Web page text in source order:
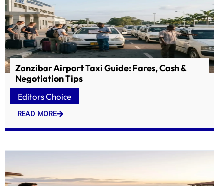
Zanzibar Airport Taxi Guide: Fares, Cash &
Negotiation Tips
Editors Choice
READ MORE